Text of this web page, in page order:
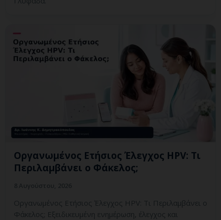
Οργανωμένος Ετήσιος Έλεγχος HPV: Τι
Περιλαμβάνει ο Φάκελος;
Οργανωμένος Ετήσιος Έλεγχος HPV: Τι Περιλαμβάνει ο
Φάκελος; Εξειδικευμένη ενημέρωση, έλεγχος και